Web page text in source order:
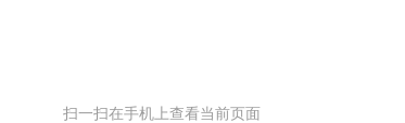
扫一扫在手机上查看当前页面